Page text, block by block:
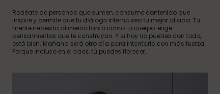
Rodéate de personas que sumen, consume contenido que
inspire y permite que tu diálogo interno sea tu mejor aliada. Tu
mente necesita alimento tanto como tu cuerpo: elige
pensamientos que te construyan. Y si hoy no puedes con todo,
está bien. Mañana será otro día para intentarlo con más fuerza.
Porque incluso en el caos, tú puedes florecer.